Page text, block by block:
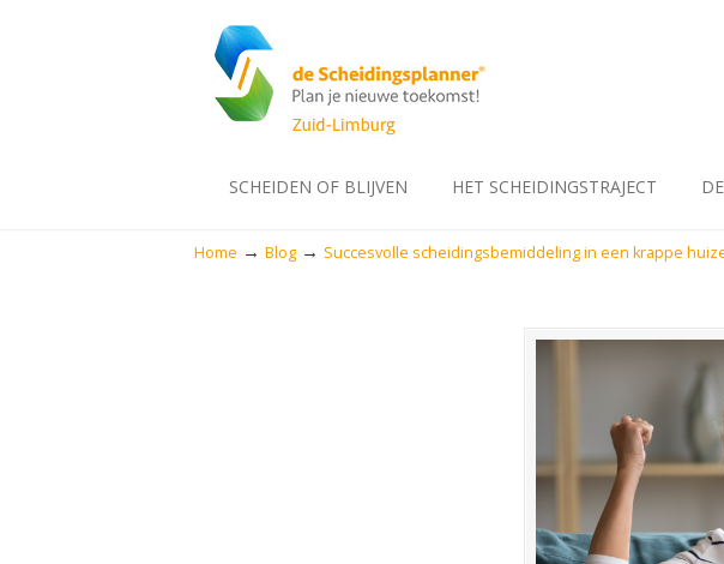
SCHEIDEN OF BLIJVEN HET SCHEIDINGSTRAJECT
Home → Blog → Succesvolle scheidingsbemiddeling in een krappe